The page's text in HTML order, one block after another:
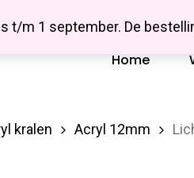
t/m 1 september. De
Home
kralen Acryl 12mm